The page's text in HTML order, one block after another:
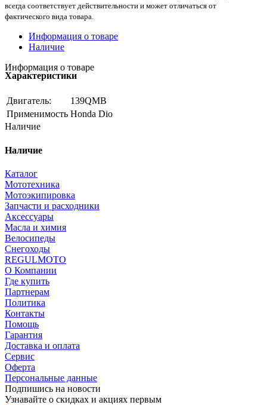
всегда соответствует действительности и может отличаться от
фактического вида товара.
Информация о товаре
Наличие
Информация о товаре
Характеристики
Двигатель:
139QMB
Применимость Honda Dio
Наличие
Наличие
Каталог
Мототехника
Мотоэкипировка
Запчасти и расходники
Аксессуары
Масла и химия
Велосипеды
Снегоходы
REGULMOTO
О Компании
Где купить
Партнерам
Политика
Контакты
Помощь
Гарантия
Доставка и оплата
Сервис
Оферта
Персональные данные
Подпишись на новости
Узнавайте о скидках и акциях первым